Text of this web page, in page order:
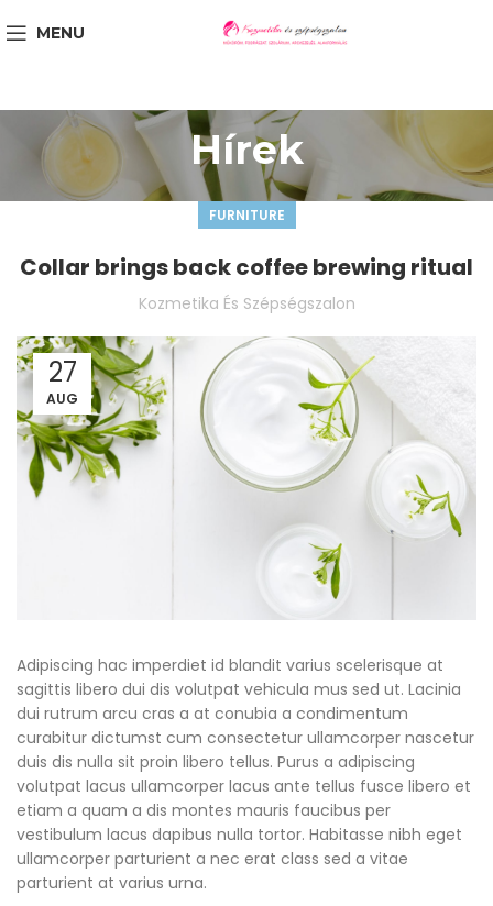
MENU
Hírek
FURNITURE
Collar brings back coffee brewing ritual
Kozmetika És Szépségszalon
27
AUG
Adipiscing hac imperdiet id blandit varius scelerisque at
sagittis libero dui dis volutpat vehicula mus sed ut. Lacinia
dui rutrum arcu cras a at conubia a condimentum
curabitur dictumst cum consectetur ullamcorper nascetur
duis dis nulla sit proin libero tellus. Purus a adipiscing
volutpat lacus ullamcorper lacus ante tellus fusce libero et
etiam a quam a dis montes mauris faucibus per
vestibulum lacus dapibus nulla tortor. Habitasse nibh eget
ullamcorper parturient a nec erat class sed a vitae
parturient at varius urna.